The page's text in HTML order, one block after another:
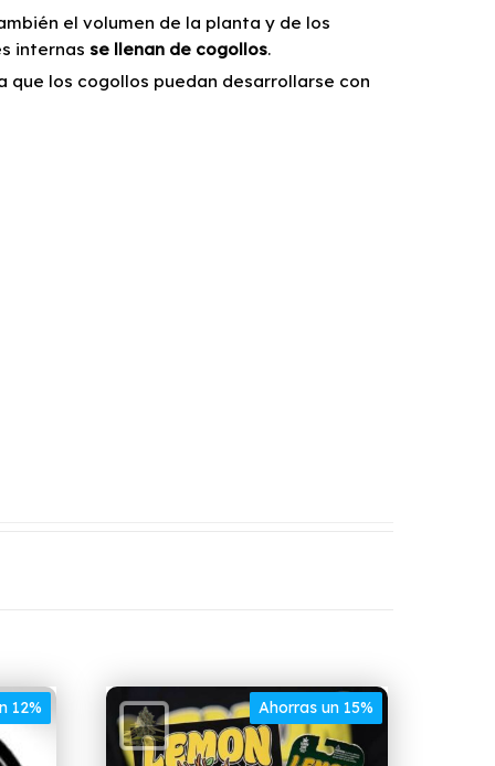
el volumen de la planta y de los
internas se llenan de cogollos.
que los cogollos puedan desarrollarse con
12% Ahorras un 15%